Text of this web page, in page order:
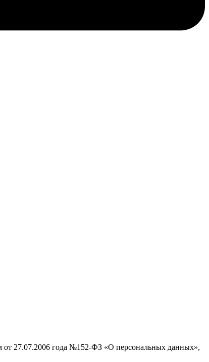
от 27.07.2006 года №152-ФЗ «О персональных данных»,